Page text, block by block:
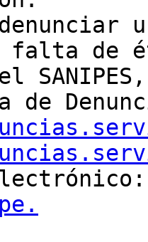
falta de
de